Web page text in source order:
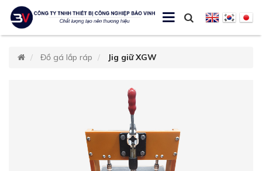
Đồ gá lắp ráp Jig giữ XGW